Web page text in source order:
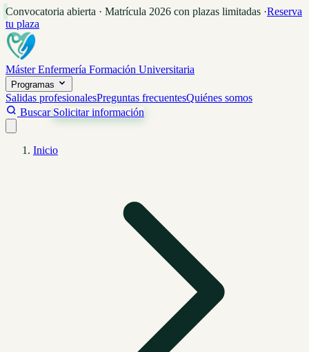
Convocatoria abierta · Matrícula 2026 con plazas limitadas ·Reserva
tu plaza
Máster Enfermería Formación Universitaria
Programas
Salidas profesionalesPreguntas frecuentesQuiénes somos
Buscar Solicitar información
Inicio